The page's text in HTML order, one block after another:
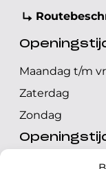
Maandag t/m
Zaterdag
Zondag
Maandag t/m